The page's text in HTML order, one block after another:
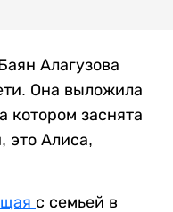
Алагузова
Она выложила
котором заснята
это Алиса,
с семьей в